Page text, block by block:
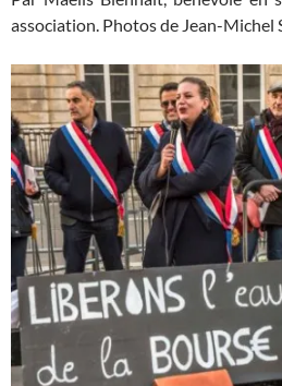
association. Photos de Jean-Michel